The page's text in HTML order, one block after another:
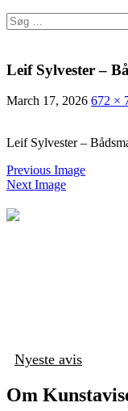
Search
for:
Leif Sylvester –
March 17, 2026 672 ×
Leif Sylvester –
Previous Image
Next Image
Nyeste avis
Om